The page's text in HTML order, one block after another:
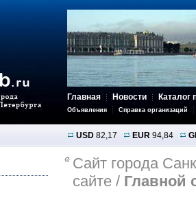
Главная Новости Каталог
Объявления Справка организаций
USD 82,17 EUR 94,84
Сайт города
сайте / Главной